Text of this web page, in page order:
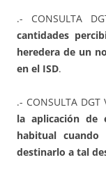
.- CONSULTA
cantidades
heredera de un
en el ISD.
.- CONSULTA
la aplicación de
habitual
destinarlo a tal